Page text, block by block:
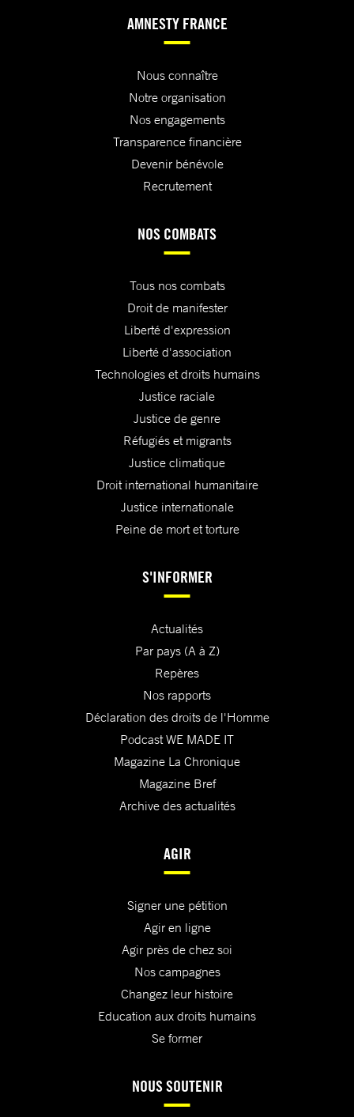
AMNESTY FRANCE
Nous connaître
Notre organisation
Nos engagements
Transparence financière
Devenir bénévole
Recrutement
NOS COMBATS
Tous nos combats
Droit de manifester
Liberté d'expression
Liberté d'association
Technologies et droits humains
Justice raciale
Justice de genre
Réfugiés et migrants
Justice climatique
Droit international humanitaire
Justice internationale
Peine de mort et torture
S'INFORMER
Actualités
Par pays (A à Z)
Repères
Nos rapports
Déclaration des droits de l'Homme
Podcast WE MADE IT
Magazine La Chronique
Magazine Bref
Archive des actualités
AGIR
Signer une pétition
Agir en ligne
Agir près de chez soi
Nos campagnes
Changez leur histoire
Education aux droits humains
Se former
NOUS SOUTENIR